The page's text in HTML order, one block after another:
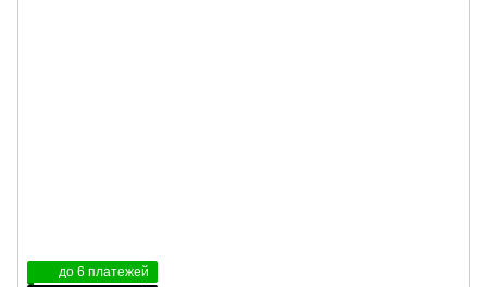
до 6 платежей